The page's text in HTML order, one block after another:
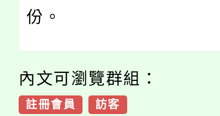
份。
內文可瀏覽群組：
註冊會員 訪客